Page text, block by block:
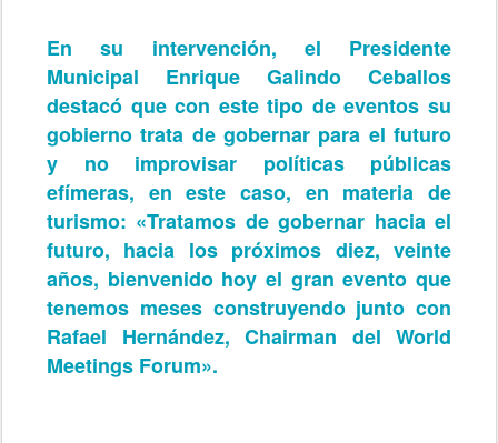
En su intervención, el Presidente
Municipal Enrique Galindo Ceballos
destacó que con este tipo de eventos su
gobierno trata de gobernar para el futuro
y no improvisar políticas públicas
efímeras, en este caso, en materia de
turismo: «Tratamos de gobernar hacia el
futuro, hacia los próximos diez, veinte
años, bienvenido hoy el gran evento que
tenemos meses construyendo junto con
Rafael Hernández, Chairman del World
Meetings Forum».